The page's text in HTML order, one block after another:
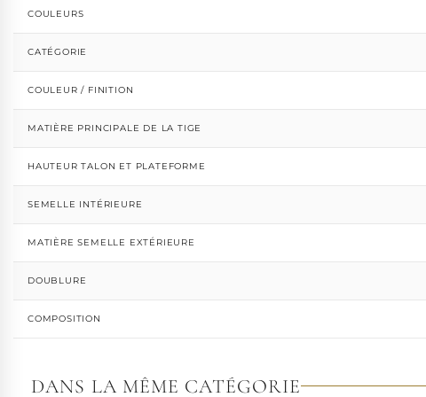
COULEURS
CATÉGORIE
COULEUR / FINITION
MATIÈRE PRINCIPALE DE LA TIGE
HAUTEUR TALON ET PLATEFORME
SEMELLE INTÉRIEURE
MATIÈRE SEMELLE EXTÉRIEURE
DOUBLURE
COMPOSITION
DANS LA MÊME CATÉGORIE